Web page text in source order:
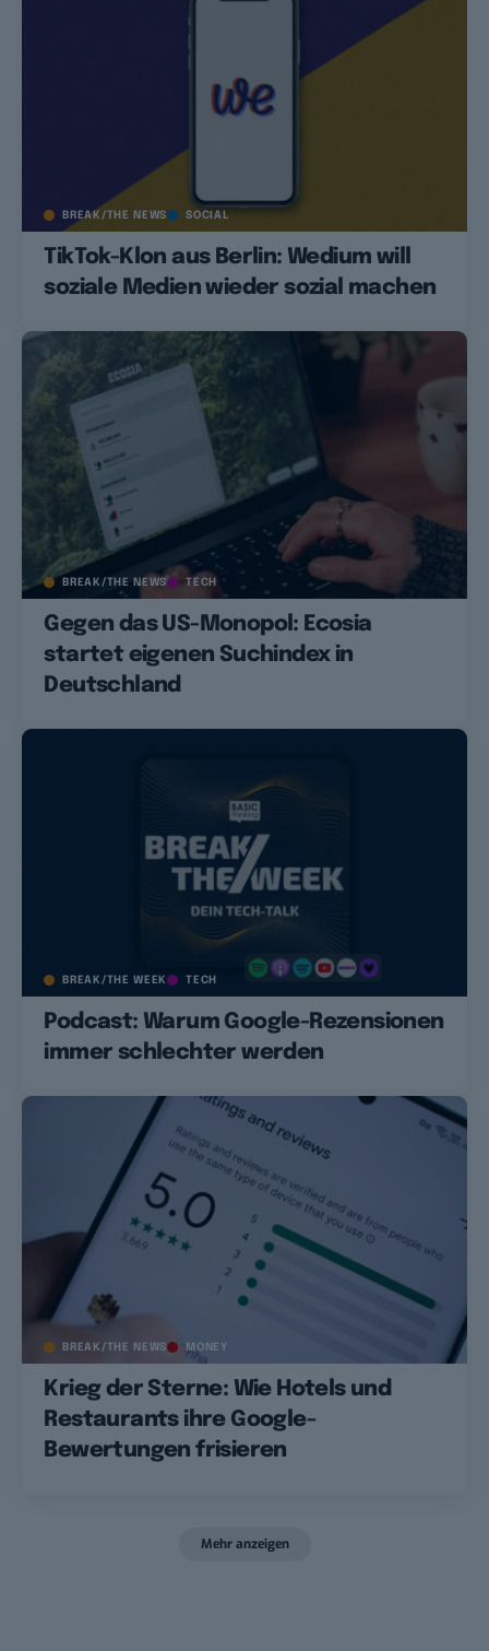
BREAK/THE NEWS SOCIAL
TikTok-Klon aus Berlin: Wedium will
soziale Medien wieder sozial machen
BREAK/THE NEWS TECH
Gegen das US-Monopol: Ecosia
startet eigenen Suchindex in
Deutschland
BREAK/THE WEEK TECH
Podcast: Warum Google-Rezensionen
immer schlechter werden
BREAK/THE NEWS MONEY
Krieg der Sterne: Wie Hotels und
Restaurants ihre Google-
Bewertungen frisieren
Mehr anzeigen